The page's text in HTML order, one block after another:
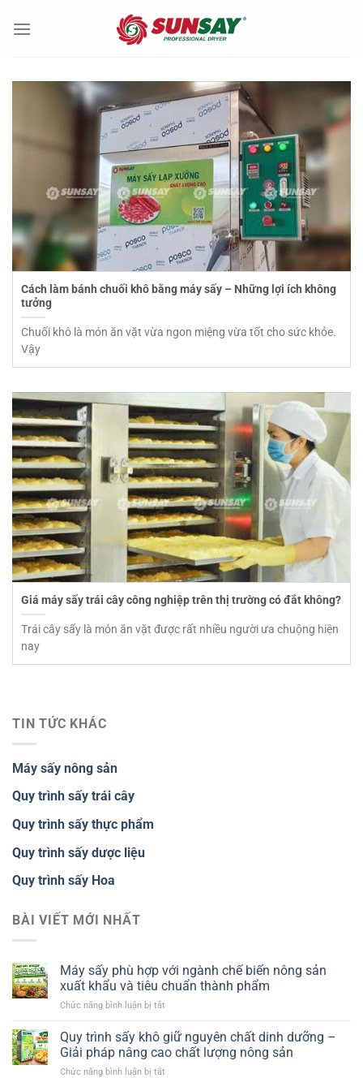
đến
Cách làm bánh chuối khô bằng máy sấy – Những lợi ích không
tưởng
Chuối khô là món ăn vặt vừa ngon miệng vừa tốt cho sức khỏe.
Vậy
Giá máy sấy trái cây công nghiệp trên thị trường có đắt không?
Trái cây sấy là món ăn vặt được rất nhiều người ưa chuộng hiện
nay
TIN TỨC KHÁC
Máy sấy nông sản
Quy trình sấy trái cây
Quy trình sấy thực phẩm
Quy trình sấy dược liệu
Quy trình sấy Hoa
BÀI VIẾT MỚI NHẤT
Máy sấy phù hợp với ngành chế biến nông sản
xuất khẩu và tiêu chuẩn thành phẩm
Chức năng bình luận bị tắt
sấy
phù
hợp
Quy trình sấy khô giữ nguyên chất dinh dưỡng –
Giải pháp nâng cao chất lượng nông sản
Chức năng bình luận bị tắt